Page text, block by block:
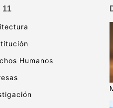
11
Humanos